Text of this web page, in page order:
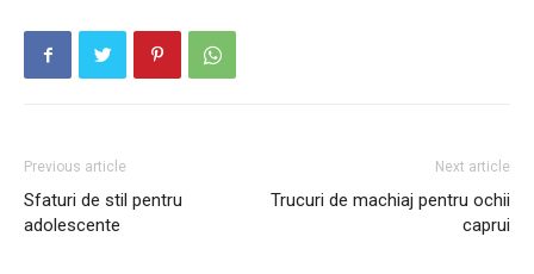
Previous article
Sfaturi de stil pentru
adolescente
Next article
Trucuri de machiaj pentru ochii
caprui